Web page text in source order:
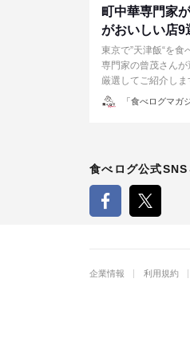
町中華専門家
がおいしい店9
東京で”天津飯“を
専門家の曾茂さんが
厳選してご紹介しま
投「食べログマガ
食べログ公式
企業情報 利用規約